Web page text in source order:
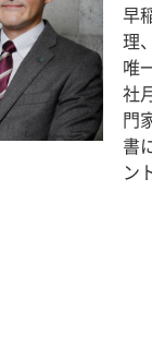
早
理
唯
社
門
書
ン